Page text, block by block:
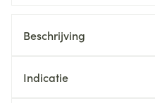
Beschrijving
Indicatie